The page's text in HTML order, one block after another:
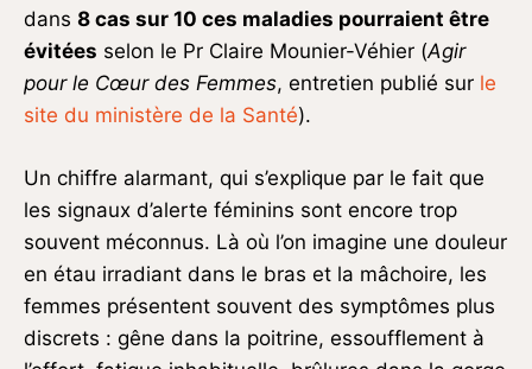
dans 8 cas sur 10 ces maladies pourraient être
évitées selon le Pr Claire Mounier-Véhier (Agir
pour le Cœur des Femmes, entretien publié sur le
site du ministère de la Santé).
Un chiffre alarmant, qui s’explique par le fait que
les signaux d’alerte féminins sont encore trop
souvent méconnus. Là où l’on imagine une douleur
en étau irradiant dans le bras et la mâchoire, les
femmes présentent souvent des symptômes plus
discrets : gêne dans la poitrine, essoufflement à